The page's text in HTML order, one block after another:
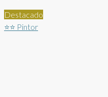
Destacado
⭐⭐ Pintor